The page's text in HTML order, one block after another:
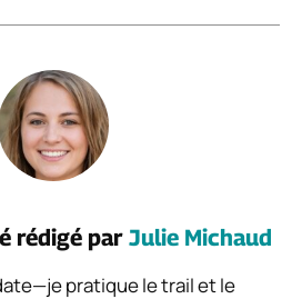
rédigé par Julie Michaud
pratique le trail et le